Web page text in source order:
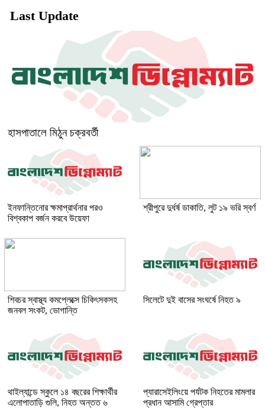
Last Update
হাসপাতালে মিঠুন চক্রবর্তী
ইনফান্তিনোর ক্ষমাপ্রার্থনার পরও
বিশ্বকাপ বর্জন করবে উয়েফা
শ্রীপুরে দুর্ধর্ষ ডাকাতি, লুট ১৯ ভরি স্বর্ণ
শিবচর স্বাস্থ্য কমপ্লেক্সে চিকিৎসকসহ
জনবল সংকট, ভোগান্তি
সিলেটে দুই বাসের সংঘর্ষে নিহত ৯
থাইল্যান্ডে স্কুলে ১৪ বছরের শিক্ষার্থীর
এলোপাতাড়ি গুলি, নিহত অন্তত ৬
প্যারাসেইলিংয়ে পর্যটক নিহতের মামলার
প্রধান আসামি গ্রেপ্তার